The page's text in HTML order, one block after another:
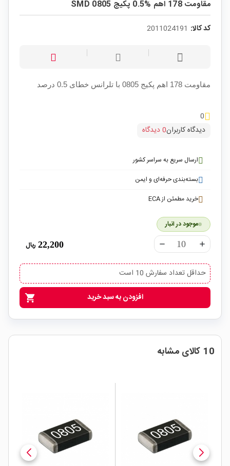
مقاومت 178 اهم %0.5 پکیج SMD 0805
کد کالا: 2011024191
مقاومت 178 اهم پکیج 0805 با تلرانس خطای 0.5 درصد
0
دیدگاه کاربران0 دیدگاه
ارسال سریع به سراسر کشور
بسته‌بندی حرفه‌ای و ایمن
خرید مطمئن از ECA
موجود در انبار
remove add
22,200 ریال
حداقل تعداد سفارش 10 است
shopping_cart افزودن به سبد خرید
10 کالای مشابه